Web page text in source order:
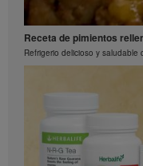
Preguntas frecuentes
¿Qué contiene Bioniq GO?
Receta de pimientos
Refrigerio delicioso y saludable